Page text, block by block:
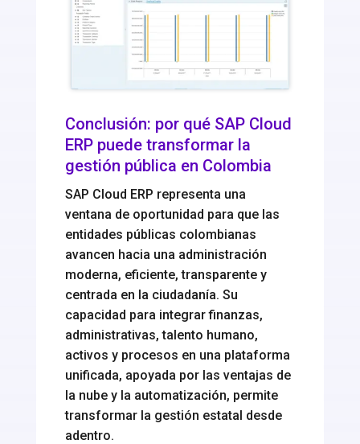
Conclusión: por qué SAP Cloud
ERP puede transformar la
gestión pública en Colombia
SAP Cloud ERP representa una
ventana de oportunidad para que las
entidades públicas colombianas
avancen hacia una administración
moderna, eficiente, transparente y
centrada en la ciudadanía. Su
capacidad para integrar finanzas,
administrativas, talento humano,
activos y procesos en una plataforma
unificada, apoyada por las ventajas de
la nube y la automatización, permite
transformar la gestión estatal desde
adentro.